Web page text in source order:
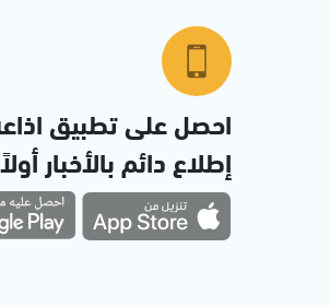
احصل على تطبيق
إطلاع دائم بالأخبار